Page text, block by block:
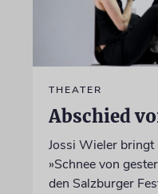
THEATER
Abschied
Jossi Wieler bringt
»Schnee von
den Salzburger